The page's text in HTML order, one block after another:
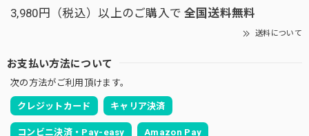
3,980円（税込）以上のご購入で 全国送料無料
送料について
お支払い方法について
次の方法がご利用頂けます。
クレジットカード キャリア決済
コンビニ決済・Pay-easy Amazon Pay